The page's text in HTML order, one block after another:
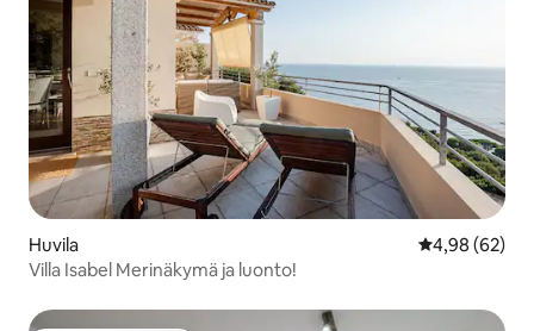
Huvila
4,98 (62)
Villa Isabel Merinäkymä ja luonto!